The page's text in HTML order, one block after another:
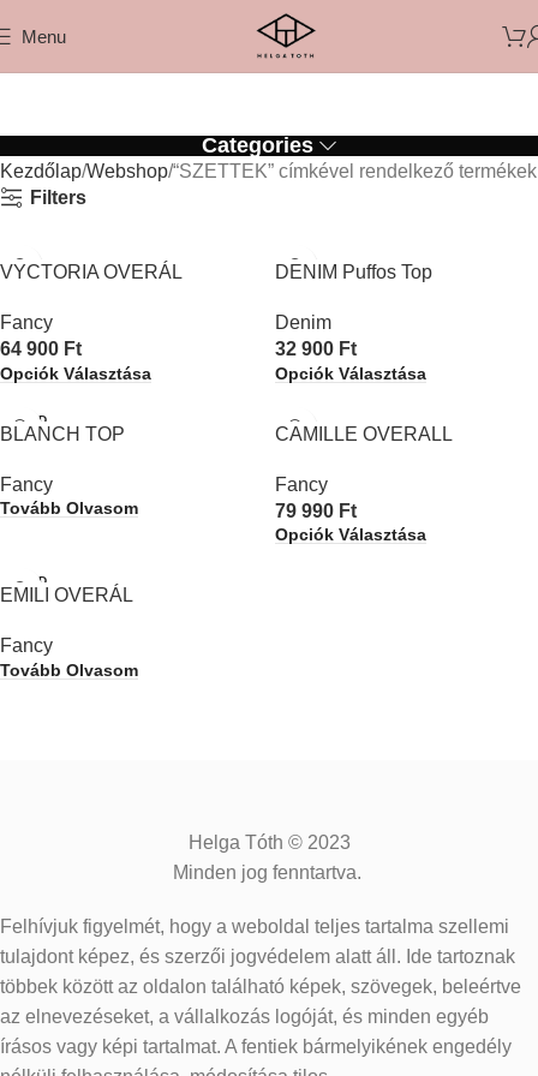
Menu
Categories
Kezdőlap Webshop “SZETTEK” címkével rendelkező termékek
Filters
VYCTORIA OVERÁL
Fancy
64 900 Ft
Opciók Választása
DENIM Puffos Top
Denim
32 900 Ft
Opciók Választása
SOLD
OUT
BLANCH TOP
Fancy
Tovább Olvasom
CAMILLE OVERALL
Fancy
79 990 Ft
Opciók Választása
SOLD
OUT
EMILI OVERÁL
Fancy
Tovább Olvasom
Helga Tóth © 2023
Minden jog fenntartva.
Felhívjuk figyelmét, hogy a weboldal teljes tartalma szellemi
tulajdont képez, és szerzői jogvédelem alatt áll. Ide tartoznak
többek között az oldalon található képek, szövegek, beleértve
az elnevezéseket, a vállalkozás logóját, és minden egyéb
írásos vagy képi tartalmat. A fentiek bármelyikének engedély